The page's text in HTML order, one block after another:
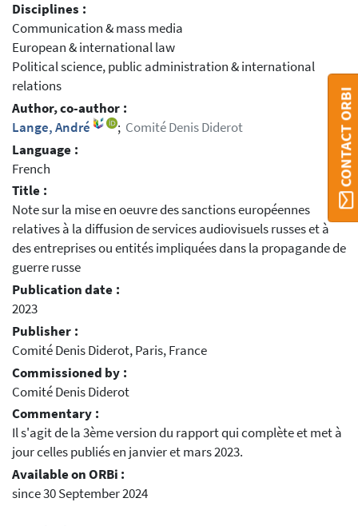
Disciplines :
Communication & mass media
European & international law
Political science, public administration & international
relations
Author, co-author :
Lange, André
; Comité Denis Diderot
Language :
French
Title :
Note sur la mise en oeuvre des sanctions européennes
relatives à la diffusion de services audiovisuels russes et à
des entreprises ou entités impliquées dans la propagande de
guerre russe
Publication date :
2023
Publisher :
Comité Denis Diderot, Paris, France
Commissioned by :
Comité Denis Diderot
Commentary :
Il s'agit de la 3ème version du rapport qui complète et met à
jour celles publiés en janvier et mars 2023.
Available on ORBi :
since 30 September 2024
CONTACT ORBI